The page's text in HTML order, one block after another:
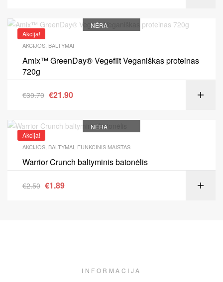
Akcija!
NĖRA
AKCIJOS, BALTYMAI
Amix™ GreenDay® Vegefiit Veganiškas proteinas
720g
€30.70 €21.90
Akcija!
NĖRA
AKCIJOS BALTYMAI FUNKCINIS MAISTAS
Warrior Crunch baltyminis batonėlis
€2.50 €1.89
INFORMACIJA